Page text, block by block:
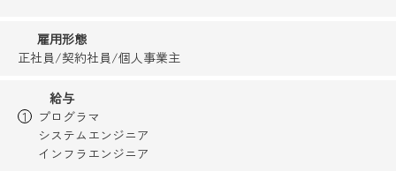
雇用形態
正社員/契約社員/個人事業主
給与
プログラマ
システムエンジニア
インフラエンジニア